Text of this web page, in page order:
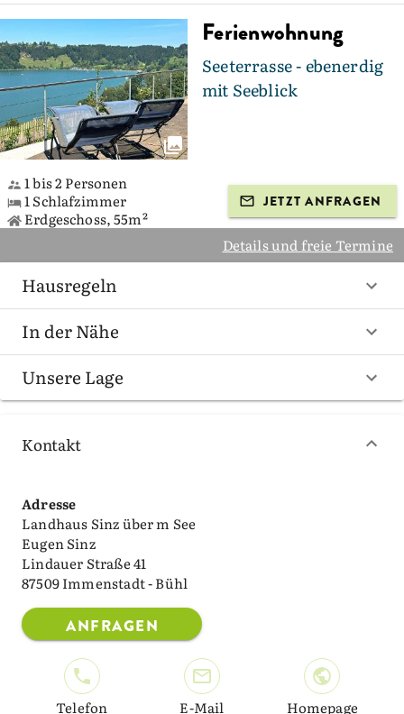
Ferienwohnung
Seeterrasse - ebenerdig
mit Seeblick
1 bis 2 Personen
1 Schlafzimmer
Erdgeschoss, 55m²
JETZT ANFRAGEN
Details und freie Termine
Hausregeln
In der Nähe
Unsere Lage
Kontakt
Adresse
Landhaus Sinz über m See
Eugen Sinz
Lindauer Straße 41
87509 Immenstadt - Bühl
ANFRAGEN
Telefon E-Mail Homepage